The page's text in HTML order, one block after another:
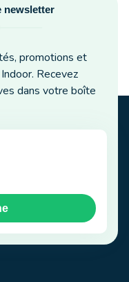
newsletter
promotions et
Recevez
dans votre boîte